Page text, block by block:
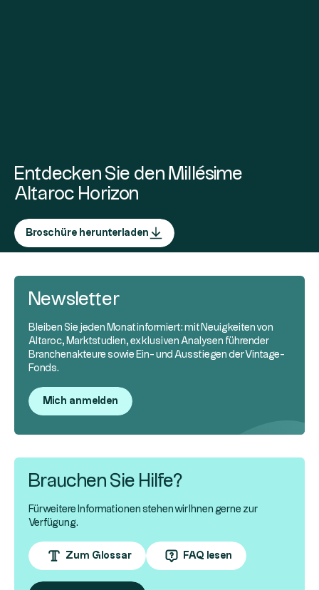
Entdecken Sie den Millésime
Altaroc Horizon
Broschüre herunterladen
Newsletter
Bleiben Sie jeden Monat informiert: mit Neuigkeiten von
Altaroc, Marktstudien, exklusiven Analysen führender
Branchenakteure sowie Ein- und Ausstiegen der Vintage-
Fonds.
Mich anmelden
Brauchen Sie Hilfe?
Für weitere Informationen stehen wir Ihnen gerne zur
Verfügung.
Zum Glossar FAQ lesen